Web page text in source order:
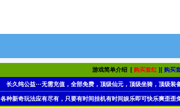
游戏简单介绍 [ 购买套红 ][ 购买
长久纯公益···无需充值，全部免费，顶级仙元，顶级坐骑，顶级
各种新奇玩法应有尽有，只要有时间挂机有时间娱乐即可快乐爽歪歪
今日新区，超变秒十，无限元宝